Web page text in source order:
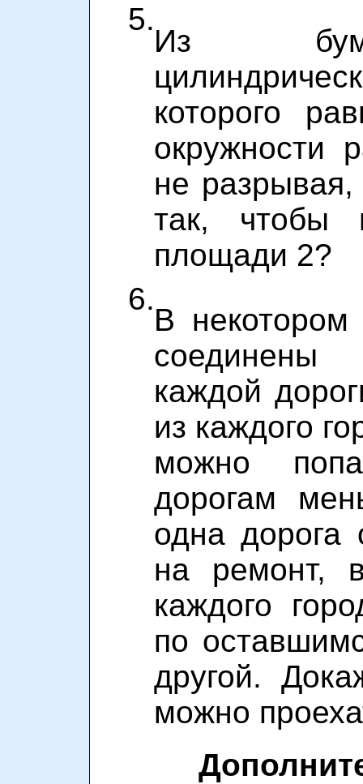
5.
Из
которого
окружности
не разрывая,
так, чтобы
площади 2?
6.
В некотором
соединены
каждой
из каждого
можно
дорогам
одна дорога
на ремонт,
каждого
по
другой.
можно